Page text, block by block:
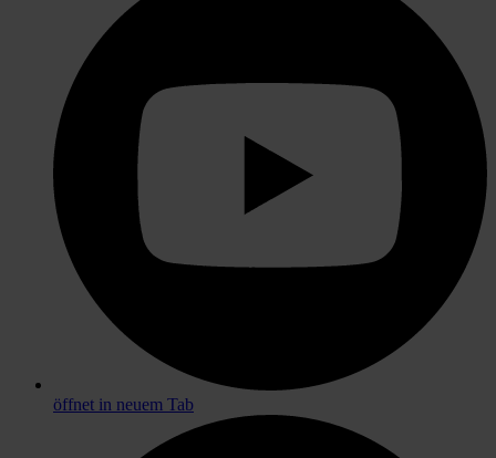
öffnet in neuem Tab